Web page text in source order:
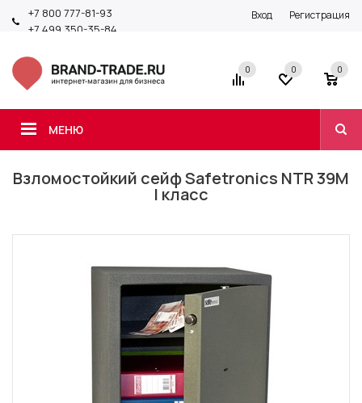
+7 800 777-81-93
+7 499 350-35-84
Вход Регистрация
МЕНЮ
0 0 0
Взломостойкий сейф Safetronics NTR 39M
I класс